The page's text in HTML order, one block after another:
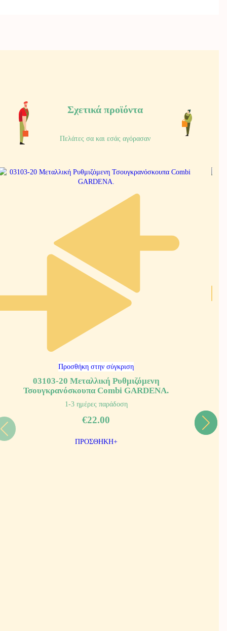
Σχετικά προϊόντα
Πελάτες σα και εσάς αγόρασαν
Προσθήκη στην σύγκριση
03103-20 Μεταλλική Ρυθμιζόμενη
Τσουγκρανόσκουπα Combi GARDENA.
1-3 ημέρες παράδοση
€22.00
ΠΡΟΣΘΗΚΗ+